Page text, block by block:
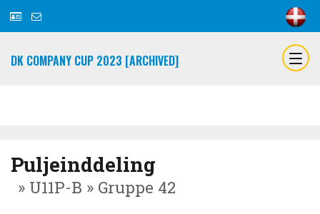
DK COMPANY CUP 2023 [ARCHIVED]
Puljeinddeling
» U11P-B » Gruppe 42